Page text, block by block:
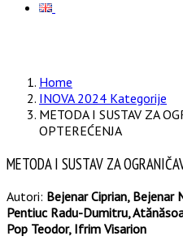
Home
INOVA 2024 Kategorije
METODA I SUSTAV ZA
OPTEREĆENJA
METODA I SUSTAV ZA
Autori: Bejenar Ciprian, Bejenar
Pentiuc Radu-Dumitru,
Pop Teodor, Ifrim Visarion